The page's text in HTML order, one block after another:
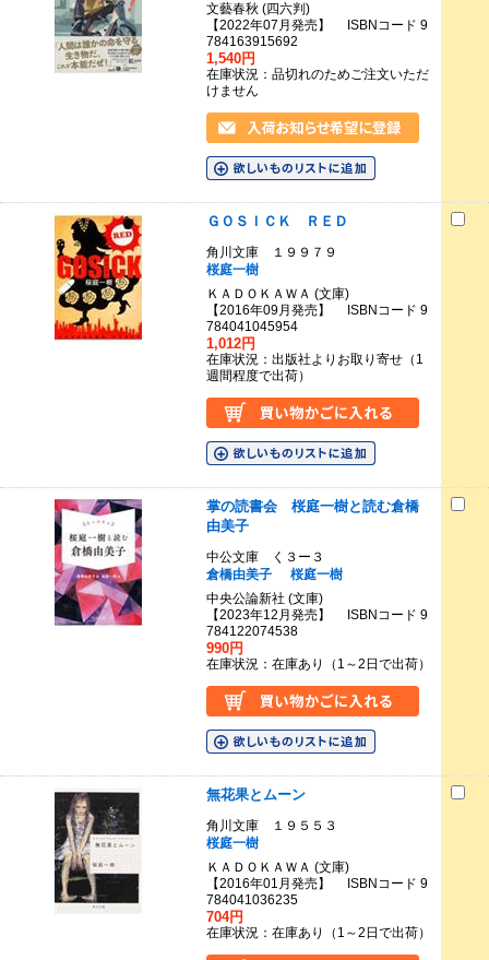
文藝春秋 (四六判)
【2022年07月発売】 ISBNコード 9
784163915692
1,540円
在庫状況：品切れのためご注文いただ
けません
ＧＯＳＩＣＫ ＲＥＤ
角川文庫 １９９７９
桜庭一樹
ＫＡＤＯＫＡＷＡ (文庫)
【2016年09月発売】 ISBNコード 9
784041045954
1,012円
在庫状況：出版社よりお取り寄せ（1
週間程度で出荷）
掌の読書会 桜庭一樹と読む倉橋
由美子
中公文庫 く３ー３
倉橋由美子
桜庭一樹
中央公論新社 (文庫)
【2023年12月発売】 ISBNコード 9
784122074538
990円
在庫状況：在庫あり（1～2日で出荷）
無花果とムーン
角川文庫 １９５５３
桜庭一樹
ＫＡＤＯＫＡＷＡ (文庫)
【2016年01月発売】 ISBNコード 9
784041036235
704円
在庫状況：在庫あり（1～2日で出荷）